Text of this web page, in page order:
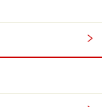
5cmに切り、ね
赤唐辛子は2つ